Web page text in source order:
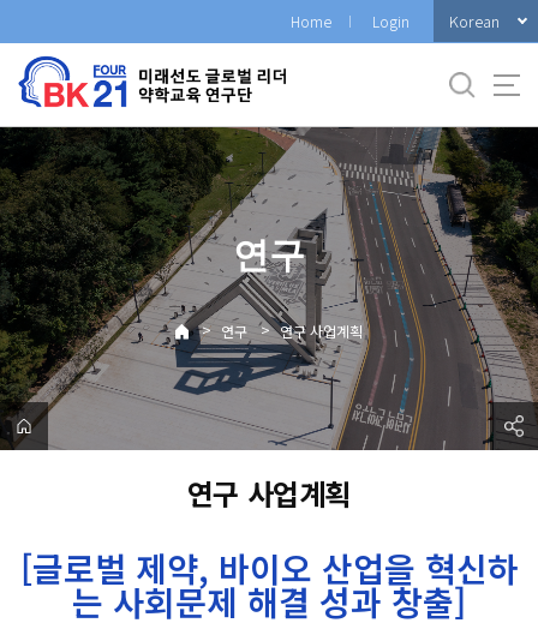
로
메
뉴
Home Login Korean
연구
> 연구 > 연구 사업계획
연구 사업계획
[글로벌 제약, 바이오 산업을 혁신하
는 사회문제 해결 성과 창출]